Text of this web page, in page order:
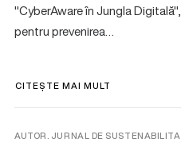
"CyberAware în Jungla
pentru prevenirea…
CITEȘTE MAI MULT
AUTOR. JURNAL DE